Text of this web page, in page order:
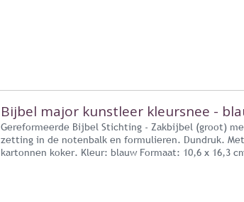
Bijbel major kunstleer kleursnee -
Gereformeerde Bijbel Stichting - Zakbijbel (groot)
zetting in de notenbalk en formulieren. Dundruk.
kartonnen koker. Kleur: blauw Formaat: 10,6 x 16,3